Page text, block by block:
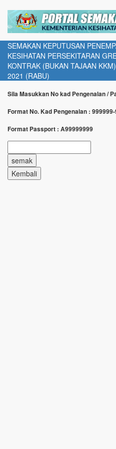
SEMAKAN KEPUTUSAN
KESIHATAN PERSEKITARAN
KONTRAK (BUKAN TAJAAN
2021 (RABU)
Sila Masukkan No kad Pengenalan /
Format No. Kad Pengenalan :
Format Passport : A99999999